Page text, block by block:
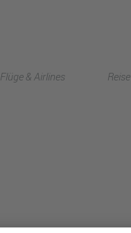
Flüge & Airlines